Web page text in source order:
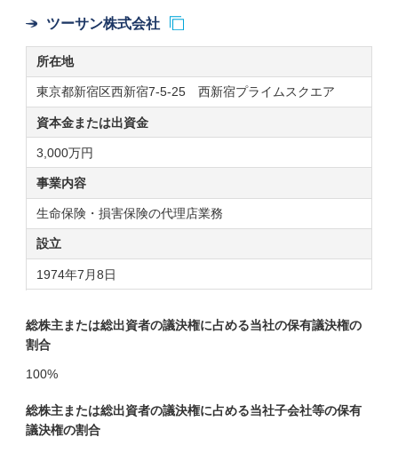
ツーサン株式会社
所在地
東京都新宿区西新宿7-5-25 西新宿プライムスクエア
資本金または出資金
3,000万円
事業内容
生命保険・損害保険の代理店業務
設立
1974年7月8日
総株主または総出資者の議決権に占める当社の保有議決権の
割合
100%
総株主または総出資者の議決権に占める当社子会社等の保有
議決権の割合